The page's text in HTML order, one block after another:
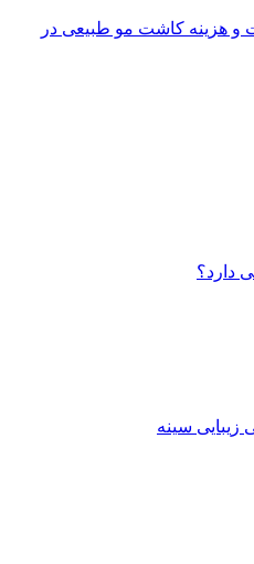
هزینه کاشت مو طبیعی در
دارد؟
سینه